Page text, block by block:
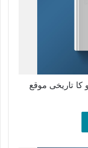
کا تاریخی موقع